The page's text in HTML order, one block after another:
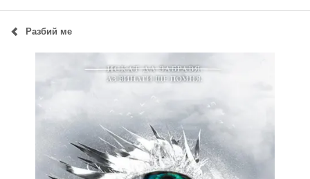
Разбий ме